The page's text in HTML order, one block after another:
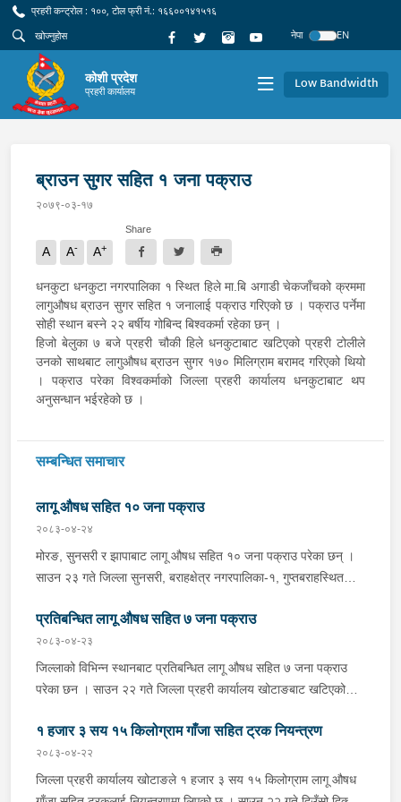
प्रहरी कन्ट्रोल : १००, टोल फ्री नं.: १६६००१४१५१६
नेपा
EN
कोशी प्रदेश
प्रहरी कार्यालय Low Bandwidth
ब्राउन सुगर सहित १ जना पक्राउ
२०७९-०३-१७
A A- A+
Share
धनकुटा धनकुटा नगरपालिका १ स्थित हिले मा.बि अगाडी चेकजाँचको क्रममा
लागुऔषध ब्राउन सुगर सहित १ जनालाई पक्राउ गरिएको छ । पक्राउ पर्नेमा
सोही स्थान बस्ने २२ बर्षीय गोबिन्द बिश्वकर्मा रहेका छन् ।
हिजो बेलुका ७ बजे प्रहरी चौकी हिले धनकुटाबाट खटिएको प्रहरी टोलीले
उनको साथबाट लागुऔषध ब्राउन सुगर १७० मिलिग्राम बरामद गरिएको थियो
। पक्राउ परेका विश्वकर्माको जिल्ला प्रहरी कार्यालय धनकुटाबाट थप
अनुसन्धान भईरहेको छ ।
सम्बन्धित समाचार
लागू औषध सहित १० जना पक्राउ
२०८३-०४-२४
मोरङ, सुनसरी र झापाबाट लागू औषध सहित १० जना पक्राउ परेका छन् ।
साउन २३ गते जिल्ला सुनसरी, बराहक्षेत्र नगरपालिका-१, गुप्तबराहस्थित
चतरातर्फ आउँदै गरेको प्र.१-०२-००२ च ४८५१ नम्बरको कार र को ११ प
५६०१ नम्बरको मोटरसाइकललाई चेकजाँच गर्दा उक्त कारभित्र २२ वटा
प्लाष्टिकका पोकामा लुकाई राखेको ४१८ किलो गाँजा फेला पारी कार चालक
जिल्ला सुनसरी, धरान उपमहानगरपालिका-१३ का ३४ वर्षीय थमन राई, सोही
जिवनी राई, मोटरसाइकल चालक जिल्ला मोरङ, कटहरी गाउँपालिका-३ का
२६ वर्षीय अमर कामत र मोटरसाइकलमा पछाडि सवार सोही स्थानका ३८
वर्षीय शंकर चौधरीलाई पक्राउ गरिएको छ भने जिल्ला सुनसरी, धरान
उपमहानगरपालिका-११ स्थित रिटिङ टोलमा अस्थायी प्रहरी चौकी रेल्वेबाट
प्रतिबन्धित लागू औषध सहित ७ जना पक्राउ
२०८३-०४-२३
जिल्लाको विभिन्न स्थानबाट प्रतिबन्धित लागू औषध सहित ७ जना पक्राउ
परेका छन । साउन २२ गते जिल्ला प्रहरी कार्यालय खोटाङबाट खटिएको
स्थित मध्यपहाडी लोकमार्गको जंगलमा शंकास्पद अवस्थामा रोकिराखेको
प्र.१-०२-००२ ख ००८३ नम्बरको ट्रक चेकजाँच गर्दा चालक बस्ने भाग र
पछाडिको डालाको बिचमा फल्स बटम बनाई लुकाई छिपाई राखेको अवस्थामा
१३ सय १५ किलो गाँजा फेला पारी ट्रक नियन्त्रणमा लिएको छ । त्यसैगरी
१ हजार ३ सय १५ किलोग्राम गाँजा सहित ट्रक नियन्त्रण
२०८३-०४-२२
जिल्ला प्रहरी कार्यालय खोटाङले १ हजार ३ सय १५ किलोग्राम लागू औषध